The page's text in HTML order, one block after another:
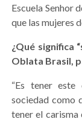
Escuela Senhor
que las mujeres
¿Qué significa
Oblata Brasil,
“Es tener
sociedad como
tener el carisma